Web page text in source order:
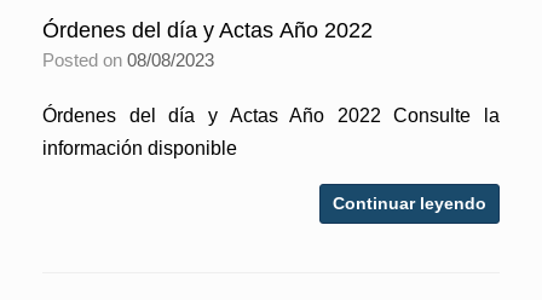
Órdenes del día y Actas Año 2022
Posted on 08/08/2023
Órdenes del día y Actas Año 2022 Consulte la
información disponible
Continuar leyendo